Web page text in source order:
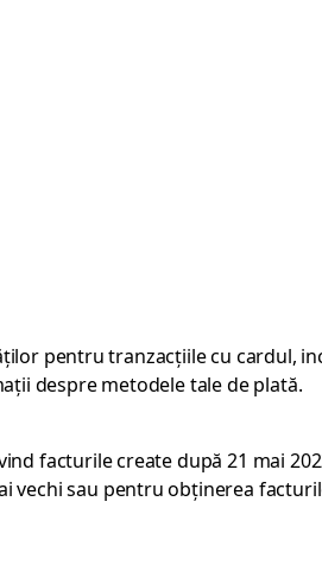
pentru tranzacțiile cu cardul,
despre metodele tale de plată.
facturile create după 21 mai
vechi sau pentru obținerea